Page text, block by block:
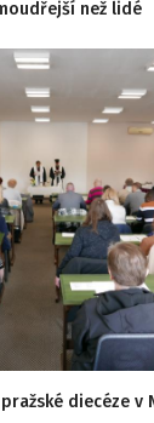
než lidé
diecéze v